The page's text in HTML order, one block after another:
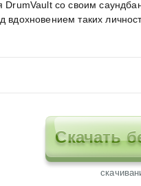
со своим
вдохновением таких
Скачать